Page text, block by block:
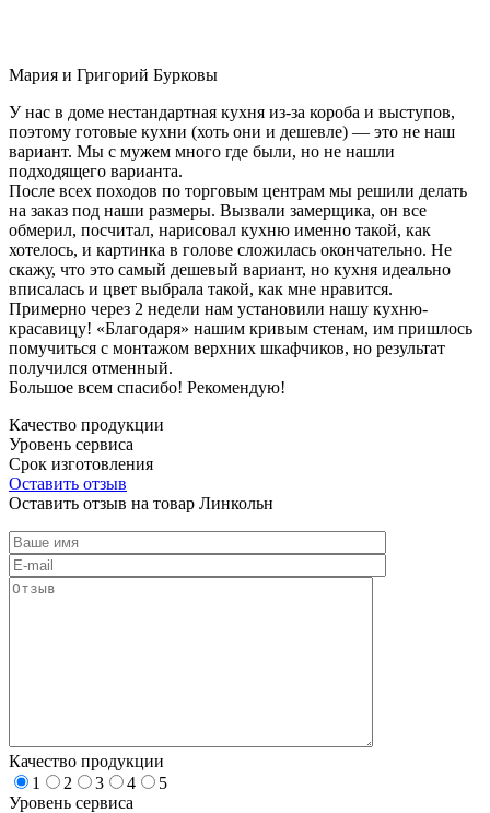
Мария и Григорий Бурковы
У нас в доме нестандартная кухня из-за короба и выступов,
поэтому готовые кухни (хоть они и дешевле) — это не наш
вариант. Мы с мужем много где были, но не нашли
подходящего варианта.
После всех походов по торговым центрам мы решили делать
на заказ под наши размеры. Вызвали замерщика, он все
обмерил, посчитал, нарисовал кухню именно такой, как
хотелось, и картинка в голове сложилась окончательно. Не
скажу, что это самый дешевый вариант, но кухня идеально
вписалась и цвет выбрала такой, как мне нравится.
Примерно через 2 недели нам установили нашу кухню-
красавицу! «Благодаря» нашим кривым стенам, им пришлось
помучиться с монтажом верхних шкафчиков, но результат
получился отменный.
Большое всем спасибо! Рекомендую!
Качество продукции
Уровень сервиса
Срок изготовления
Оставить отзыв
Оставить отзыв на товар Линкольн
Качество продукции
1
2 3 4
5
Уровень сервиса